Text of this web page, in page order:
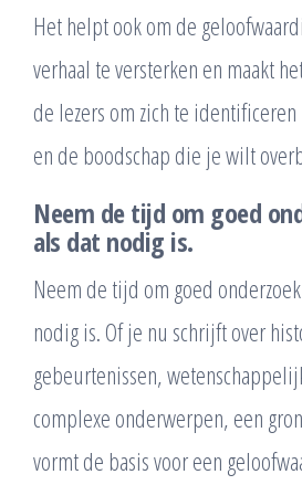
Het helpt ook om de
verhaal te versterken en maakt
de lezers om zich te
en de boodschap die je wilt
Neem de tijd om goed
als dat nodig is.
Neem de tijd om goed
nodig is. Of je nu schrijft over
gebeurtenissen,
complexe onderwerpen, een
vormt de basis voor een